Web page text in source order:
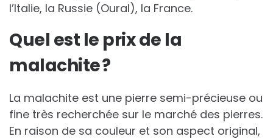
l’Italie, la Russie (Oural), la France.
Quel est le prix de la
malachite ?
La malachite est une pierre semi-précieuse ou
fine très recherchée sur le marché des pierres.
En raison de sa couleur et son aspect original,